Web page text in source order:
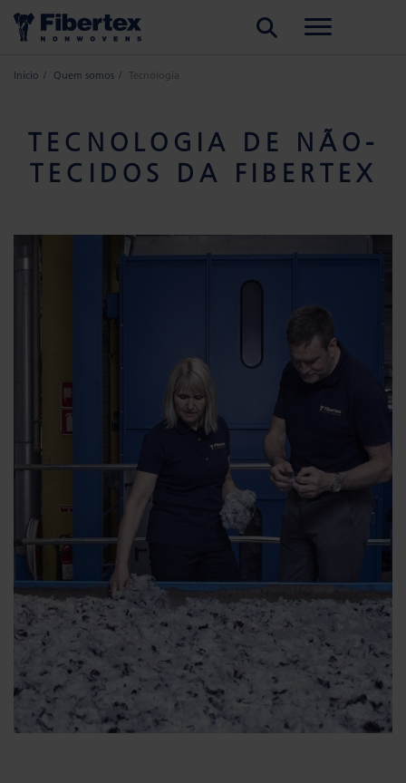
Início Quem somos Tecnologia
TECNOLOGIA DE NÃO-
TECIDOS DA FIBERTEX